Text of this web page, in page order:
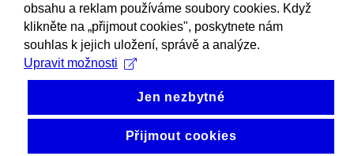
obsahu a reklam používáme soubory cookies. Když
klikněte na „přijmout cookies", poskytnete nám
souhlas k jejich uložení, správě a analýze.
Upravit možnosti
Jen nezbytné
Přijmout cookies